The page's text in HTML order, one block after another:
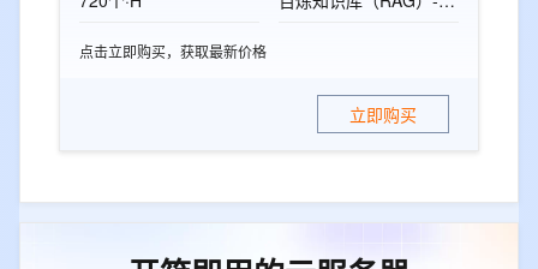
点击立即购买，获取最新价格
立即购买